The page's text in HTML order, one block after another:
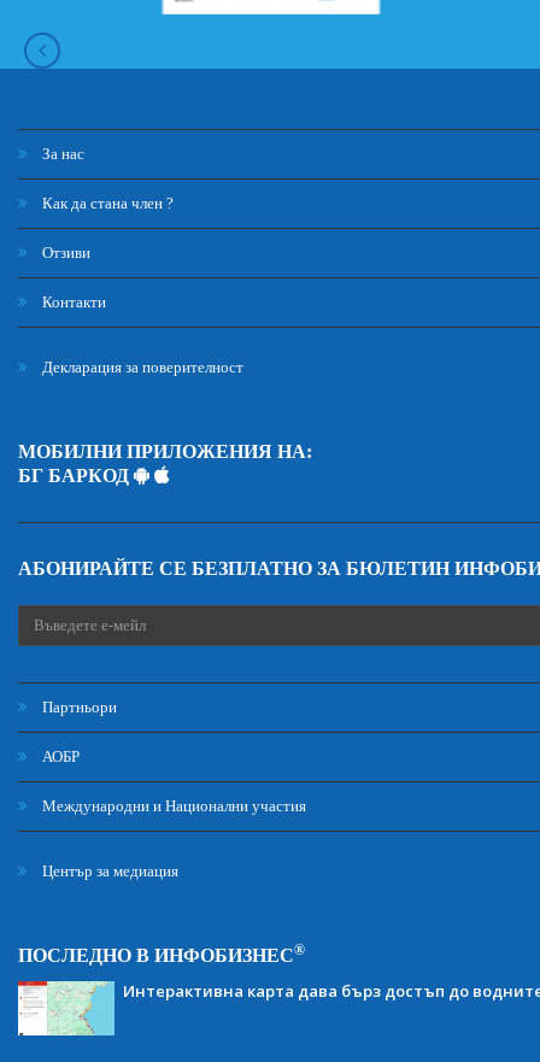
За нас
Как да стана член ?
Отзиви
Контакти
Декларация за поверителност
МОБИЛНИ ПРИЛОЖЕНИЯ НА:
БГ БАРКОД
АБОНИРАЙТЕ СЕ БЕЗПЛАТНО ЗА БЮЛЕТИН
Партньори
АОБР
Международни и Национални участия
Център за медиация
ПОСЛЕДНО В ИНФОБИЗНЕС®
Интерактивна карта дава бърз достъп до